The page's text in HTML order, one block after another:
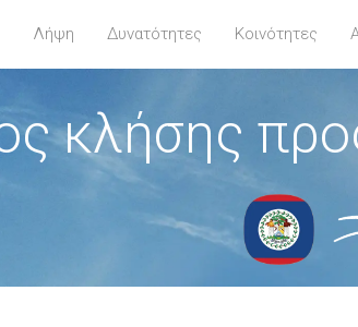
Λήψη Δυνατότητες Κοινότητες
κλήσης